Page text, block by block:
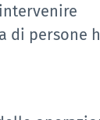
di persone